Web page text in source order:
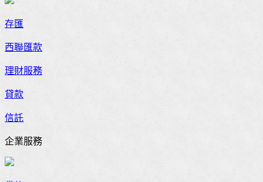
存匯
西聯匯款
理財服務
貸款
信託
企業服務